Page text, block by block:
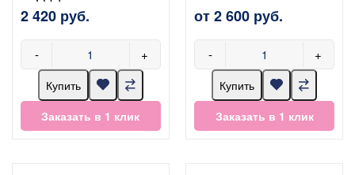
2 420 руб.
- +
Купить
Заказать в 1 клик
от 2 600 руб.
- +
Купить
Заказать в 1 клик